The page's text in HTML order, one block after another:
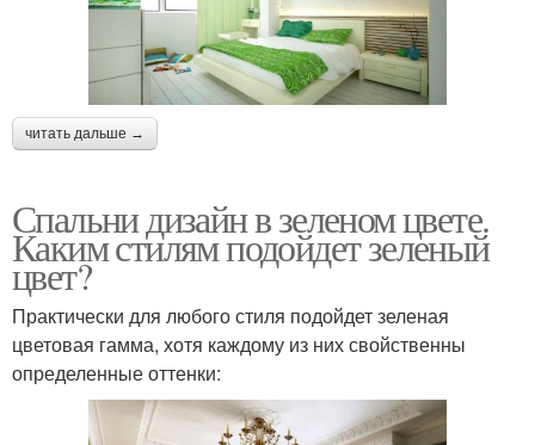
читать дальше →
Спальни дизайн в зеленом цвете.
Каким стилям подойдет зеленый
цвет?
Практически для любого стиля подойдет зеленая
цветовая гамма, хотя каждому из них свойственны
определенные оттенки: